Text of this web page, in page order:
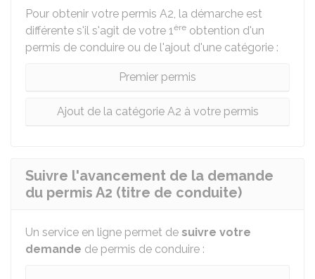
Pour obtenir votre permis A2, la démarche est
différente s'il s'agit de votre 1ère obtention d'un
permis de conduire ou de l'ajout d'une catégorie :
Premier permis
Ajout de la catégorie A2 à votre permis
Suivre l'avancement de la demande
du permis A2 (titre de conduite)
Un service en ligne permet de suivre votre
demande de permis de conduire :